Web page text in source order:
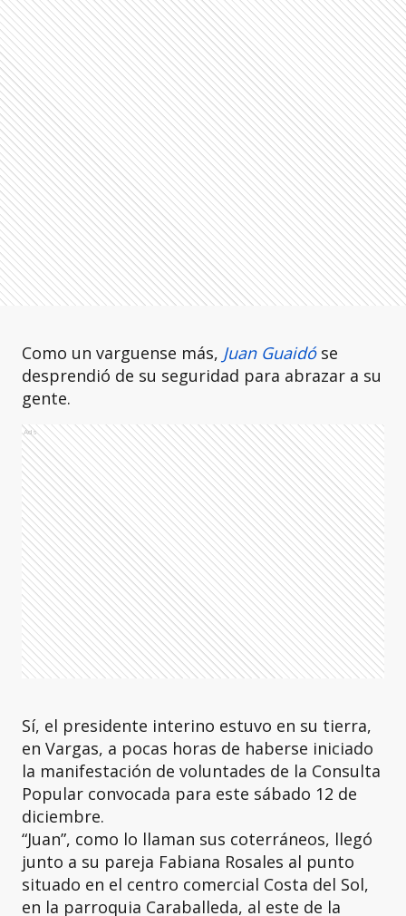
Como un varguense más, Juan Guaidóse
desprendió de su seguridad para abrazar a su
gente.
Ads
Sí, el presidente interino estuvo en su tierra,
en Vargas, a pocas horas de haberse iniciado
la manifestación de voluntades de la Consulta
Popular convocada para este sábado 12 de
diciembre.
“Juan”, como lo llaman sus coterráneos, llegó
junto a su pareja Fabiana Rosales al punto
situado en el centro comercial Costa del Sol,
en la parroquia Caraballeda, al este de la